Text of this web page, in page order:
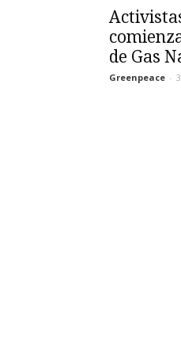
de Gas
Greenpeace -